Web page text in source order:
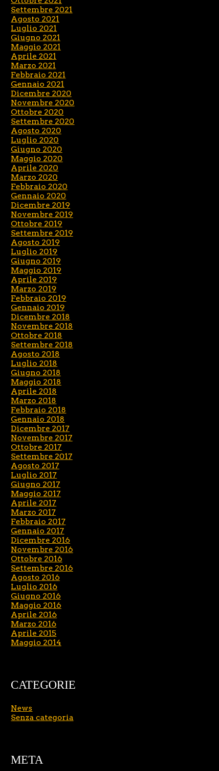
Settembre 2021
Agosto 2021
Luglio 2021
Giugno 2021
Maggio 2021
Aprile 2021
Marzo 2021
Febbraio 2021
Gennaio 2021
Dicembre 2020
Novembre 2020
Ottobre 2020
Settembre 2020
Agosto 2020
Luglio 2020
Giugno 2020
Maggio 2020
Aprile 2020
Marzo 2020
Febbraio 2020
Gennaio 2020
Dicembre 2019
Novembre 2019
Ottobre 2019
Settembre 2019
Agosto 2019
Luglio 2019
Giugno 2019
Maggio 2019
Aprile 2019
Marzo 2019
Febbraio 2019
Gennaio 2019
Dicembre 2018
Novembre 2018
Ottobre 2018
Settembre 2018
Agosto 2018
Luglio 2018
Giugno 2018
Maggio 2018
Aprile 2018
Marzo 2018
Febbraio 2018
Gennaio 2018
Dicembre 2017
Novembre 2017
Ottobre 2017
Settembre 2017
Agosto 2017
Luglio 2017
Giugno 2017
Maggio 2017
Aprile 2017
Marzo 2017
Febbraio 2017
Gennaio 2017
Dicembre 2016
Novembre 2016
Ottobre 2016
Settembre 2016
Agosto 2016
Luglio 2016
Giugno 2016
Maggio 2016
Aprile 2016
Marzo 2016
Aprile 2015
Maggio 2014
CATEGORIE
News
Senza categoria
META